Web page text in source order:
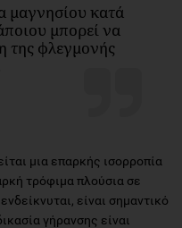
μαγνησίου κατά
μπορεί να
της φλεγμονής
μια επαρκής ισορροπία
τρόφιμα πλούσια σε
είναι σημαντικό
γήρανσης είναι